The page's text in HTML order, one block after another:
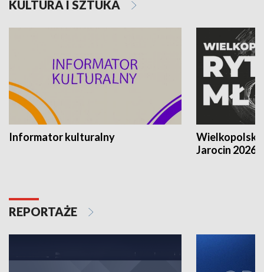
KULTURA I SZTUKA
Informator kulturalny
Jarocin 2026
REPORTAŻE